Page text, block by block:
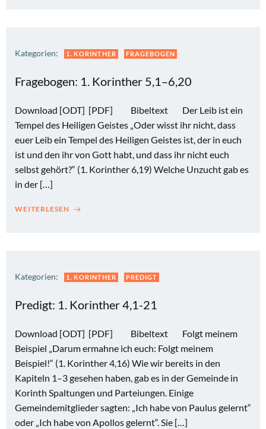
Kategorien: 1. KORINTHER FRAGEBOGEN
Fragebogen: 1. Korinther 5,1–6,20
Download [ODT] [PDF] Bibeltext Der Leib ist ein
Tempel des Heiligen Geistes „Oder wisst ihr nicht, dass
euer Leib ein Tempel des Heiligen Geistes ist, der in euch
ist und den ihr von Gott habt, und dass ihr nicht euch
selbst gehört?“ (1. Korinther 6,19) Welche Unzucht gab es
in der […]
WEITERLESEN
Kategorien: 1. KORINTHER PREDIGT
Predigt: 1. Korinther 4,1-21
Download [ODT] [PDF] Bibeltext Folgt meinem
Beispiel „Darum ermahne ich euch: Folgt meinem
Beispiel!“ (1. Korinther 4,16) Wie wir bereits in den
Kapiteln 1–3 gesehen haben, gab es in der Gemeinde in
Korinth Spaltungen und Parteiungen. Einige
Gemeindemitglieder sagten: „Ich habe von Paulus gelernt“
oder „Ich habe von Apollos gelernt“. Sie […]